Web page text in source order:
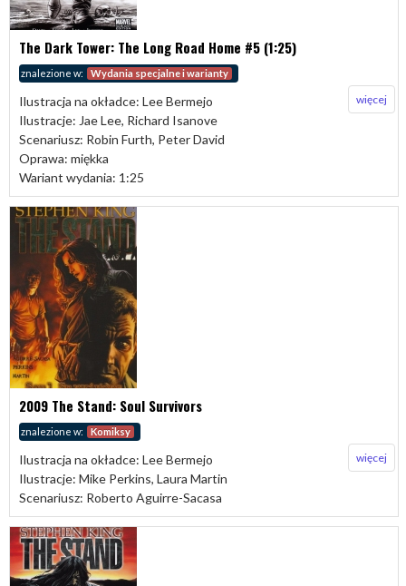
The Dark Tower: The Long Road Home #5 (1:25)
znalezione w: Wydania specjalne i warianty
Ilustracja na okładce: Lee Bermejo
Ilustracje: Jae Lee, Richard Isanove
Scenariusz: Robin Furth, Peter David
Oprawa: miękka
Wariant wydania: 1:25
więcej
2009 The Stand: Soul Survivors
znalezione w: Komiksy
Ilustracja na okładce: Lee Bermejo
Ilustracje: Mike Perkins, Laura Martin
Scenariusz: Roberto Aguirre-Sacasa
więcej